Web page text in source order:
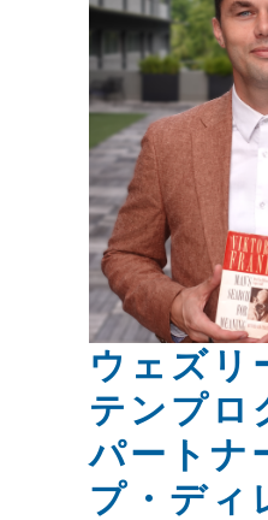
ウェズリ
テンプロ
パートナ
プ・ディ